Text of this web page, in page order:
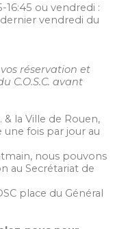
16:45 ou vendredi :
dernier vendredi du
réservation et
C.O.S.C. avant
& la Ville de Rouen,
une fois par jour au
nous pouvons
au Secrétariat de
place du Général